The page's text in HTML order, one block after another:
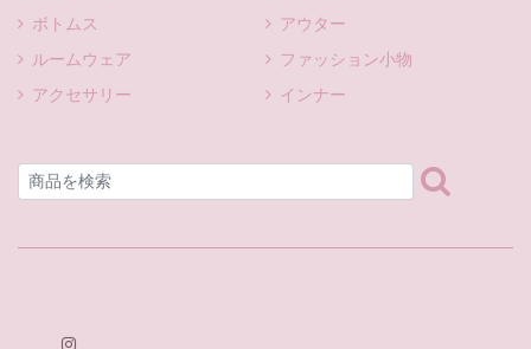
ボトムス
アウター
ルームウェア
ファッション小物
アクセサリー
インナー